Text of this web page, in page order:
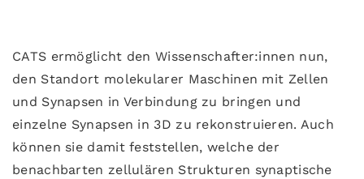
CATS ermöglicht den Wissenschafter:innen nun,
den Standort molekularer Maschinen mit Zellen
und Synapsen in Verbindung zu bringen und
einzelne Synapsen in 3D zu rekonstruieren. Auch
können sie damit feststellen, welche der
benachbarten zellulären Strukturen synaptische